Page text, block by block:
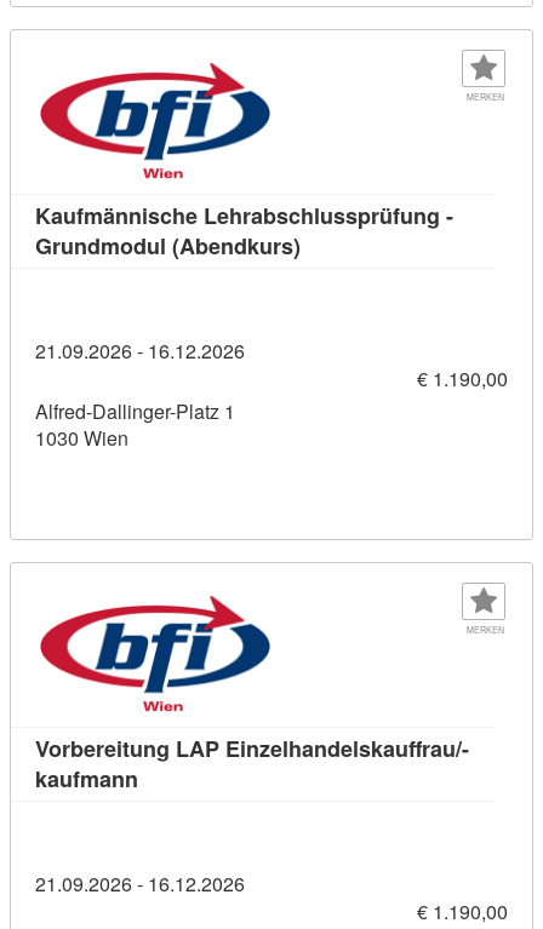
MERKEN
Kaufmännische Lehrabschlussprüfung -
Grundmodul (Abendkurs)
21.09.2026 - 16.12.2026
€ 1.190,00
Alfred-Dallinger-Platz 1
1030 Wien
MERKEN
Vorbereitung LAP Einzelhandelskauffrau/-
kaufmann
21.09.2026 - 16.12.2026
€ 1.190,00